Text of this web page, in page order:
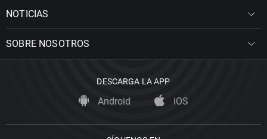
NOTICIAS
SOBRE NOSOTROS
DESCARGA LA APP
Android iOS